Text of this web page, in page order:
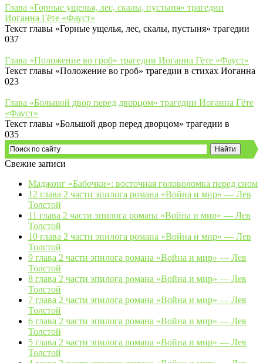
Глава «Горные ущелья, лес, скалы, пустыня» трагедии
Иоганна Гёте «Фауст»
Текст главы «Горные ущелья, лес, скалы, пустыня» трагедии
037
Глава «Положение во гроб» трагедии Иоганна Гёте «Фауст»
Текст главы «Положение во гроб» трагедии в стихах Иоганна
023
Глава «Большой двор перед дворцом» трагедии Иоганна Гёте
«Фауст»
Текст главы «Большой двор перед дворцом» трагедии в
035
Свежие записи
Маджонг «Бабочки»: восточная головоломка перед сном
12 глава 2 части эпилога романа «Война и мир» — Лев
Толстой
11 глава 2 части эпилога романа «Война и мир» — Лев
Толстой
10 глава 2 части эпилога романа «Война и мир» — Лев
Толстой
9 глава 2 части эпилога романа «Война и мир» — Лев
Толстой
8 глава 2 части эпилога романа «Война и мир» — Лев
Толстой
7 глава 2 части эпилога романа «Война и мир» — Лев
Толстой
6 глава 2 части эпилога романа «Война и мир» — Лев
Толстой
5 глава 2 части эпилога романа «Война и мир» — Лев
Толстой